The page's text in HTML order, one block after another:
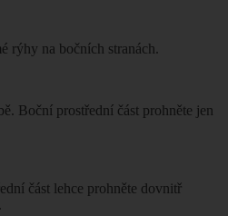
rýhy na bočních stranách.
Boční prostřední část prohněte jen
část lehce prohněte dovnitř